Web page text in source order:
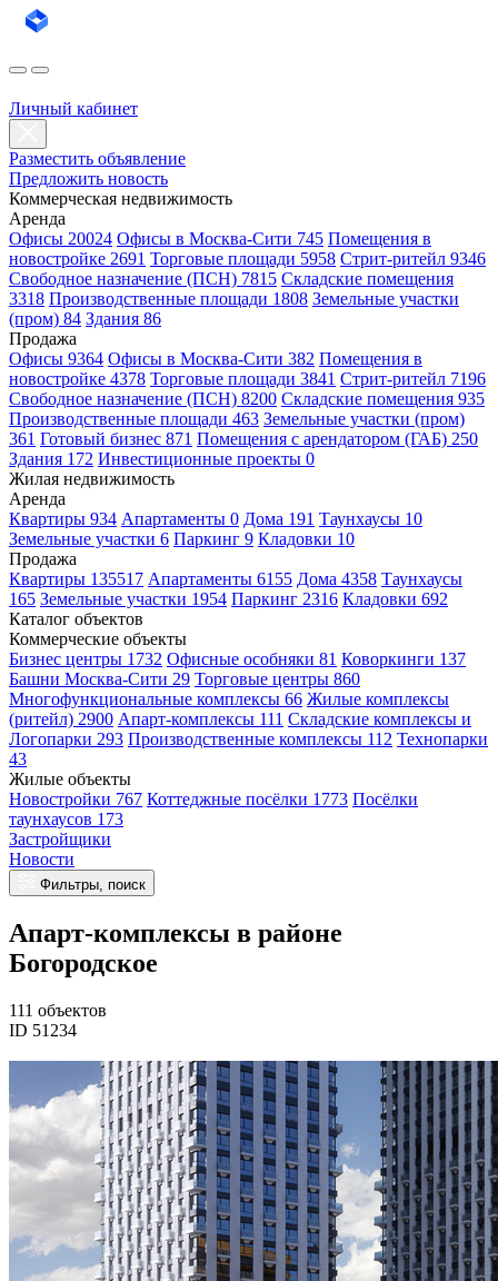
Личный кабинет
Разместить объявление
Предложить новость
Коммерческая недвижимость
Аренда
Офисы 20024 Офисы в Москва-Сити 745 Помещения в
новостройке 2691 Торговые площади 5958 Стрит-ритейл 9346
Свободное назначение (ПСН) 7815 Складские помещения
3318 Производственные площади 1808 Земельные участки
(пром) 84 Здания 86
Продажа
Офисы 9364 Офисы в Москва-Сити 382 Помещения в
новостройке 4378 Торговые площади 3841 Стрит-ритейл 7196
Свободное назначение (ПСН) 8200 Складские помещения 935
Производственные площади 463 Земельные участки (пром)
361 Готовый бизнес 871 Помещения с арендатором (ГАБ) 250
Здания 172 Инвестиционные проекты 0
Жилая недвижимость
Аренда
Квартиры 934 Апартаменты 0 Дома 191 Таунхаусы 10
Земельные участки 6 Паркинг 9 Кладовки 10
Продажа
Квартиры 135517 Апартаменты 6155 Дома 4358 Таунхаусы
165 Земельные участки 1954 Паркинг 2316 Кладовки 692
Каталог объектов
Коммерческие объекты
Бизнес центры 1732 Офисные особняки 81 Коворкинги 137
Башни Москва-Сити 29 Торговые центры 860
Многофункциональные комплексы 66 Жилые комплексы
(ритейл) 2900 Апарт-комплексы 111 Складские комплексы и
Логопарки 293 Производственные комплексы 112 Технопарки
43
Жилые объекты
Новостройки 767 Коттеджные посёлки 1773 Посёлки
таунхаусов 173
Застройщики
Новости
Фильтры, поиск
Апарт-комплексы в районе
Богородское
111 объектов
ID 51234